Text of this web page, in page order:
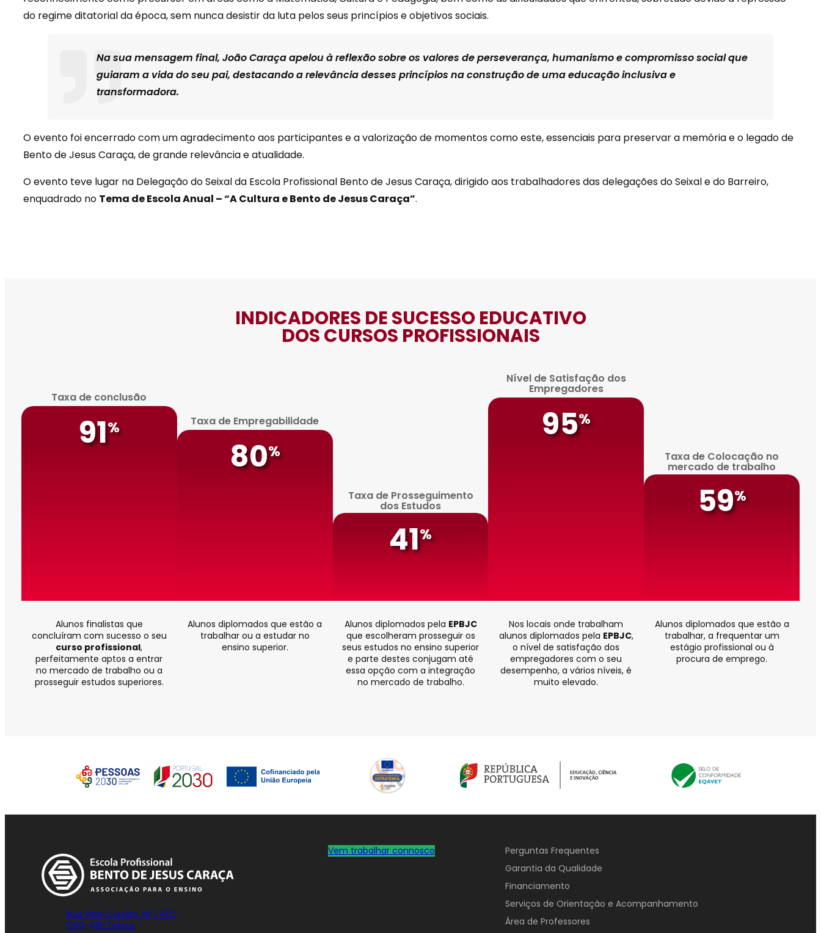
do regime ditatorial da época, sem nunca desistir da luta pelos seus princípios e objetivos sociais.
Na sua mensagem final, João Caraça apelou à reflexão sobre os valores de perseverança, humanismo e compromisso social que
guiaram a vida do seu pai, destacando a relevância desses princípios na construção de uma educação inclusiva e
transformadora.
O evento foi encerrado com um agradecimento aos participantes e a valorização de momentos como este, essenciais para preservar a memória e o legado de
Bento de Jesus Caraça, de grande relevância e atualidade.
O evento teve lugar na Delegação do Seixal da Escola Profissional Bento de Jesus Caraça, dirigido aos trabalhadores das delegações do Seixal e do Barreiro,
enquadrado no Tema de Escola Anual – “A Cultura e Bento de Jesus Caraça”.
INDICADORES DE SUCESSO EDUCATIVO
DOS CURSOS PROFISSIONAIS
Taxa de conclusão
91%
Alunos finalistas que
concluíram com sucesso o seu
curso profissional,
perfeitamente aptos a entrar
no mercado de trabalho ou a
prosseguir estudos superiores.
Taxa de Empregabilidade
80%
Alunos diplomados que estão a
trabalhar ou a estudar no
ensino superior.
Taxa de Prosseguimento
dos Estudos
41%
Alunos diplomados pela EPBJC
que escolheram prosseguir os
seus estudos no ensino superior
e parte destes conjugam até
essa opção com a integração
no mercado de trabalho.
Nível de Satisfação dos
Empregadores
95%
Nos locais onde trabalham
alunos diplomados pela EPBJC,
o nível de satisfação dos
empregadores com o seu
desempenho, a vários níveis, é
muito elevado.
Taxa de Colocação no
mercado de trabalho
59%
Alunos diplomados que estão a
trabalhar, a frequentar um
estágio profissional ou à
procura de emprego.
Rua Vitor Cordon, Nº 1, R/C
1200-482 Lisboa
Vem trabalhar connosco
Perguntas Frequentes
Garantia da Qualidade
Financiamento
Serviços de Orientação e Acompanhamento
Área de Professores